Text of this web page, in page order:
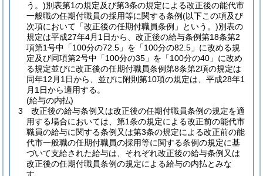
う。)別表第1の規定及び第3条の規定による改正後の能代市
一般職の任期付職員の採用等に関する条例(以下この項及び
次項において「改正後の任期付職員条例」という。)別表の
規定は平成27年4月1日から、改正後の給与条例第18条第2
項第1号中「100分の72.5」を「100分の82.5」に改める規
定及び同項第2号中「100分の35」を「100分の40」に改め
る規定並びに改正後の任期付職員条例第8条第2項の規定は
同年12月1日から、並びに附則第10項の規定は、平成28年1
月1日から適用する。
(給与の内払)
3
改正後の給与条例又は改正後の任期付職員条例の規定を適
用する場合においては、第1条の規定による改正前の能代市
職員の給与に関する条例又は第3条の規定による改正前の能
代市一般職の任期付職員の採用等に関する条例の規定に基
づいて支給された給与は、それぞれ改正後の給与条例又は
改正後の任期付職員条例の規定による給与の内払とみな